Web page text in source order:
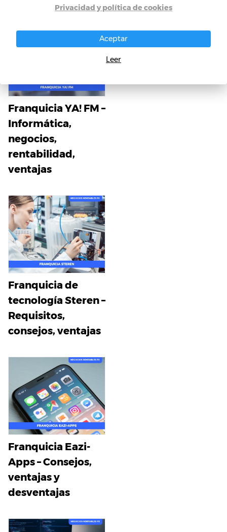
Franquicia YA! FM –
Informática,
negocios,
rentabilidad,
ventajas
Franquicia de
tecnología Steren –
Requisitos,
consejos, ventajas
Franquicia Eazi-
Apps – Consejos,
ventajas y
desventajas
Privacidad y política de cookies
Aceptar
Leer